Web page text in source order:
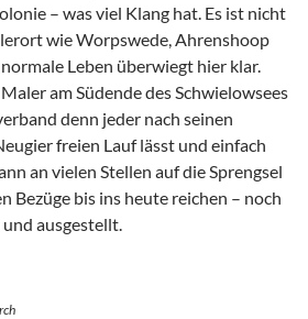
– was viel Klang hat. Es ist nicht
wie Worpswede, Ahrenshoop
Leben überwiegt hier klar.
am Südende des Schwielowsees
denn jeder nach seinen
freien Lauf lässt und einfach
an vielen Stellen auf die Sprengsel
Bezüge bis ins heute reichen – noch
ausgestellt.